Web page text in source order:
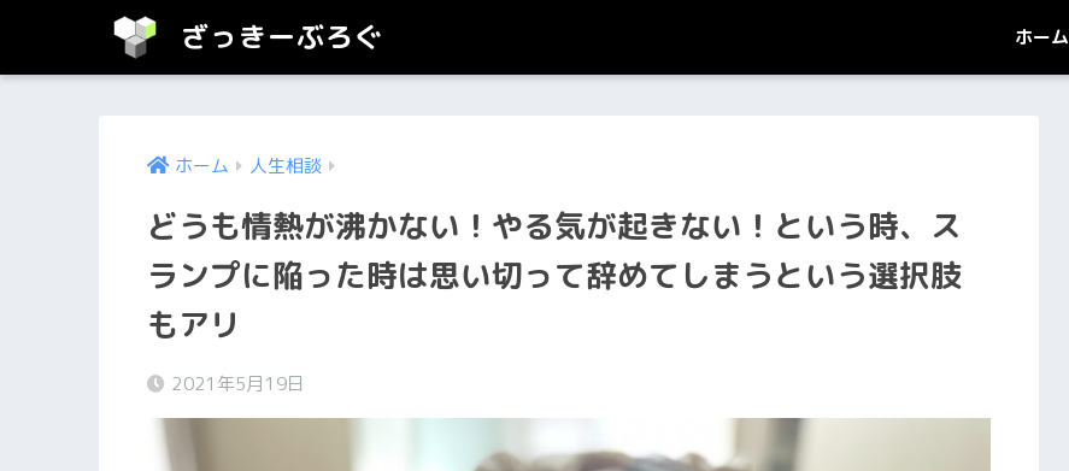
ざっきーぶろぐ ホーム
ホーム 人生相談
どうも情熱が沸かない！やる気が起きない！という時、ス
ランプに陥った時は思い切って辞めてしまうという選択肢
もアリ
2021年5月19日